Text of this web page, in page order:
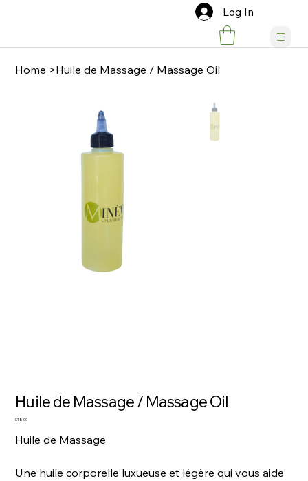
Log In
Home >Huile de Massage / Massage Oil
Huile de Massage / Massage Oil
Price
$18.00
Huile de Massage
Une huile corporelle luxueuse et légère qui vous aide